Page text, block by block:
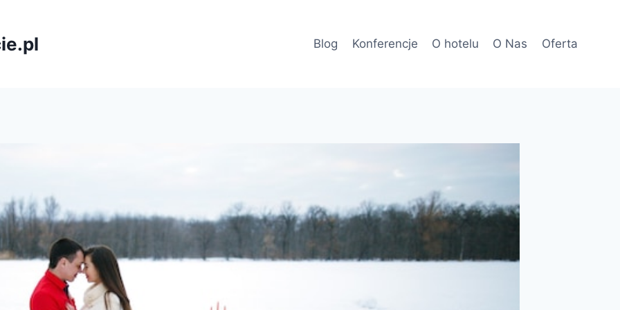
Blog Konferencje O hotelu O Nas Oferta